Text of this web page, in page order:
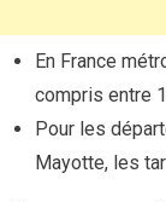
En France
compris entre
Pour les
Mayotte, les